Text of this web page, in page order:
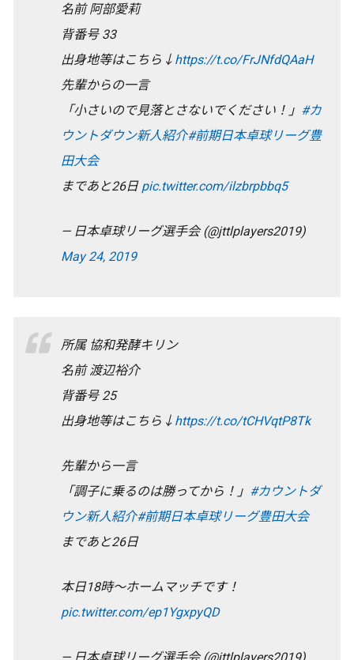
名前 阿部愛莉
背番号 33
出身地等はこちら↓ https://t.co/FrJNfdQAaH
先輩からの一言
「小さいので見落とさないでください！」 #カ
ウントダウン新人紹介#前期日本卓球リーグ豊
田大会
まであと26日 pic.twitter.com/ilzbrpbbq5
— 日本卓球リーグ選手会 (@jttlplayers2019)
May 24, 2019
所属 協和発酵キリン
名前 渡辺裕介
背番号 25
出身地等はこちら↓ https://t.co/tCHVqtP8Tk
先輩から一言
「調子に乗るのは勝ってから！」 #カウントダ
ウン新人紹介#前期日本卓球リーグ豊田大会
まであと26日
本日18時〜ホームマッチです！
pic.twitter.com/ep1YgxpyQD